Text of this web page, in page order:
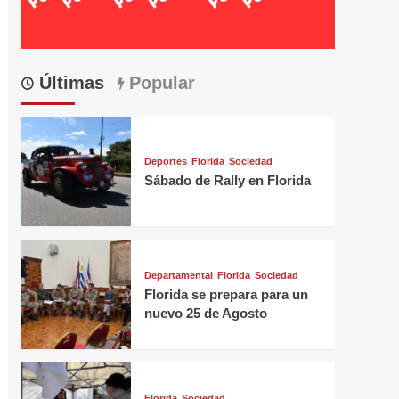
Últimas Popular
Deportes Florida Sociedad
Sábado de Rally en Florida
Departamental Florida Sociedad
Florida se prepara para un
nuevo 25 de Agosto